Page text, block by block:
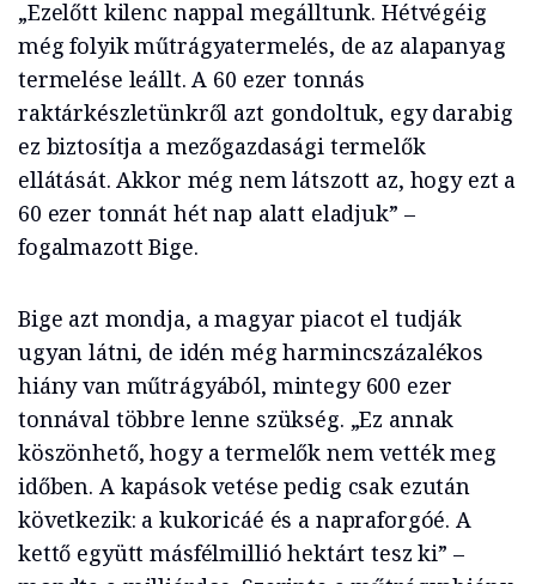
„Ezelőtt kilenc nappal megálltunk. Hétvégéig
még folyik műtrágyatermelés, de az alapanyag
termelése leállt. A 60 ezer tonnás
raktárkészletünkről azt gondoltuk, egy darabig
ez biztosítja a mezőgazdasági termelők
ellátását. Akkor még nem látszott az, hogy ezt a
60 ezer tonnát hét nap alatt eladjuk” –
fogalmazott Bige.
Bige azt mondja, a magyar piacot el tudják
ugyan látni, de idén még harmincszázalékos
hiány van műtrágyából, mintegy 600 ezer
tonnával többre lenne szükség. „Ez annak
köszönhető, hogy a termelők nem vették meg
időben. A kapások vetése pedig csak ezután
következik: a kukoricáé és a napraforgóé. A
kettő együtt másfélmillió hektárt tesz ki” –